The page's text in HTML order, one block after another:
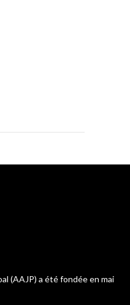
(AAJP) a été fondée en mai